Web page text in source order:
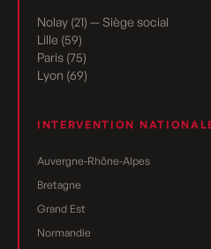
Nolay (21) — Siège social
Lille (59)
Paris (75)
Lyon (69)
INTERVENTION
Auvergne-Rhône-Alpes
Bretagne
Grand Est
Normandie